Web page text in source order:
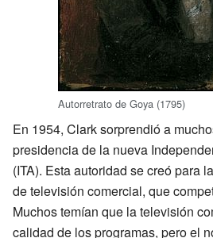
Autorretrato de Goya (1795)
En 1954, Clark sorprendió a
presidencia de la nueva
(ITA). Esta autoridad se creó para
de televisión comercial, que
Muchos temían que la televisión
calidad de los programas, pero el